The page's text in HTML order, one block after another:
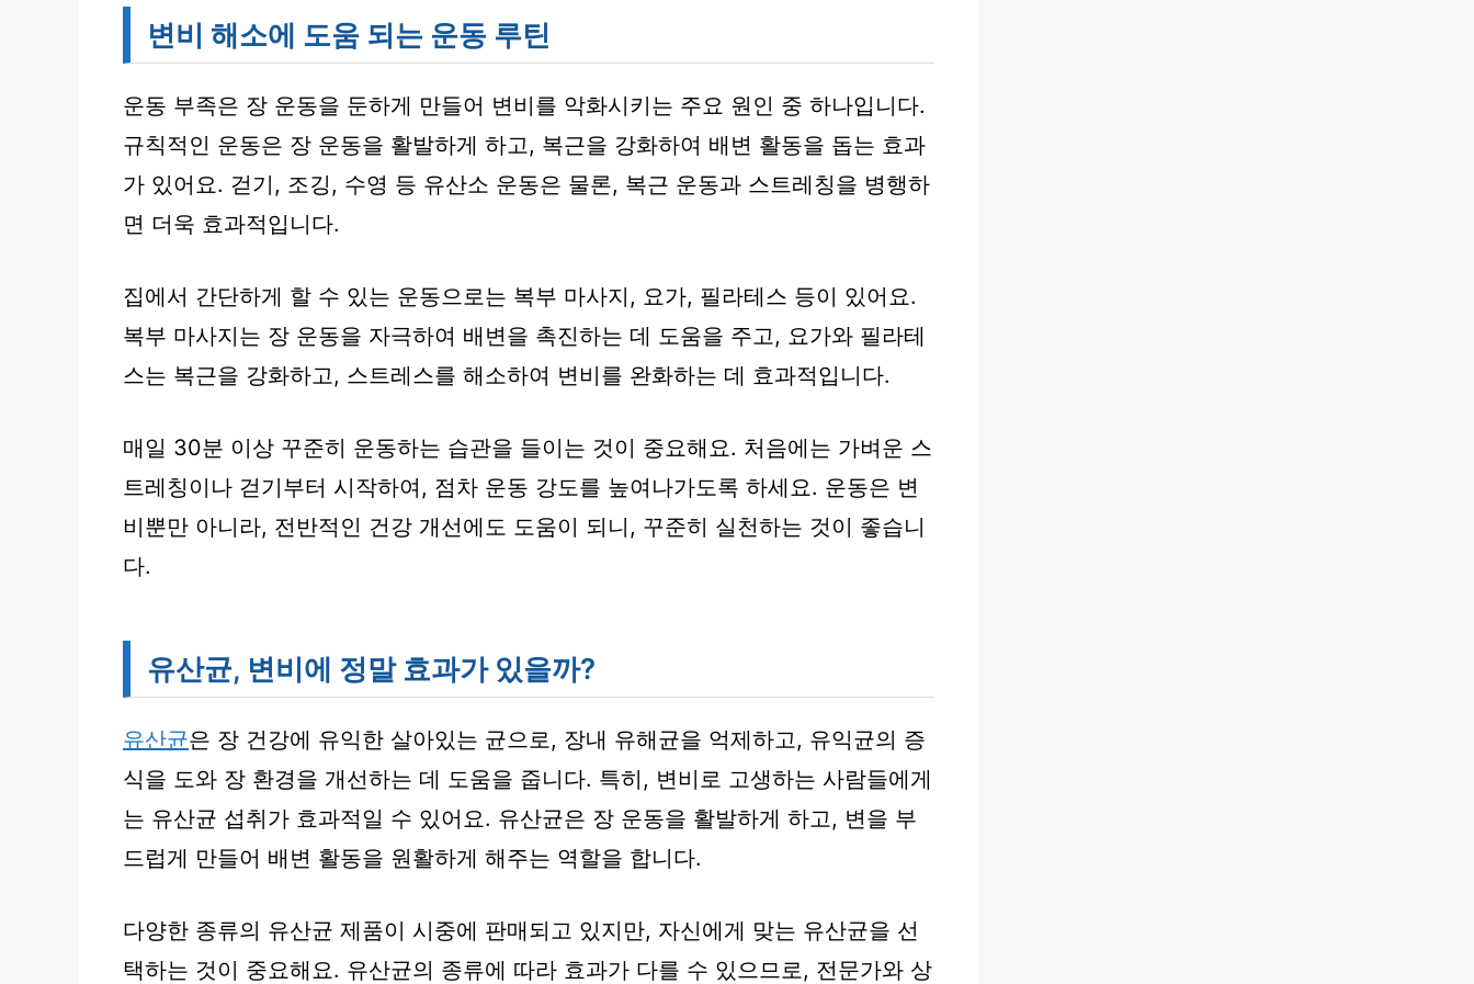
변비 해소에 도움 되는 운동 루틴
운동 부족은 장 운동을 둔하게 만들어 변비를 악화시키는 주요 원인 중 하나입니다.
규칙적인 운동은 장 운동을 활발하게 하고, 복근을 강화하여 배변 활동을 돕는 효과
가 있어요. 걷기, 조깅, 수영 등 유산소 운동은 물론, 복근 운동과 스트레칭을 병행하
면 더욱 효과적입니다.
집에서 간단하게 할 수 있는 운동으로는 복부 마사지, 요가, 필라테스 등이 있어요.
복부 마사지는 장 운동을 자극하여 배변을 촉진하는 데 도움을 주고, 요가와 필라테
스는 복근을 강화하고, 스트레스를 해소하여 변비를 완화하는 데 효과적입니다.
매일 30분 이상 꾸준히 운동하는 습관을 들이는 것이 중요해요. 처음에는 가벼운 스
트레칭이나 걷기부터 시작하여, 점차 운동 강도를 높여나가도록 하세요. 운동은 변
비뿐만 아니라, 전반적인 건강 개선에도 도움이 되니, 꾸준히 실천하는 것이 좋습니
다.
유산균, 변비에 정말 효과가 있을까?
유산균은 장 건강에 유익한 살아있는 균으로, 장내 유해균을 억제하고, 유익균의 증
식을 도와 장 환경을 개선하는 데 도움을 줍니다. 특히, 변비로 고생하는 사람들에게
는 유산균 섭취가 효과적일 수 있어요. 유산균은 장 운동을 활발하게 하고, 변을 부
드럽게 만들어 배변 활동을 원활하게 해주는 역할을 합니다.
다양한 종류의 유산균 제품이 시중에 판매되고 있지만, 자신에게 맞는 유산균을 선
택하는 것이 중요해요. 유산균의 종류에 따라 효과가 다를 수 있으므로, 전문가와 상